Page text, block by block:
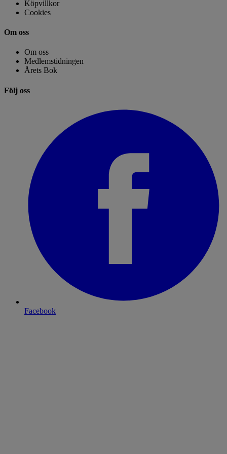
Köpvillkor
Cookies
Om oss
Om oss
Medlemstidningen
Årets Bok
Följ oss
Facebook